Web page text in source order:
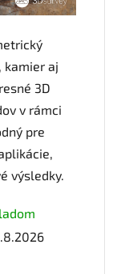
kamier aj
3D
v rámci
pre
výsledky.